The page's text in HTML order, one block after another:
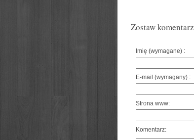
Zostaw komentarz
Imię (wymagane) :
E-mail (wymagany) :
Strona www:
Komentarz: